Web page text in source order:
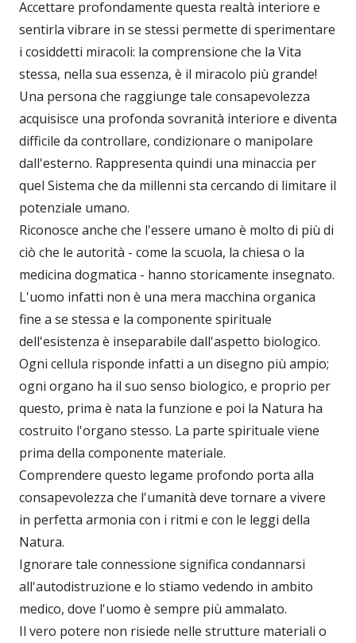
Accettare profondamente questa realtà interiore e
sentirla vibrare in se stessi permette di sperimentare
i cosiddetti miracoli: la comprensione che la Vita
stessa, nella sua essenza, è il miracolo più grande!
Una persona che raggiunge tale consapevolezza
acquisisce una profonda sovranità interiore e diventa
difficile da controllare, condizionare o manipolare
dall'esterno. Rappresenta quindi una minaccia per
quel Sistema che da millenni sta cercando di limitare il
potenziale umano.
Riconosce anche che l'essere umano è molto di più di
ciò che le autorità - come la scuola, la chiesa o la
medicina dogmatica - hanno storicamente insegnato.
L'uomo infatti non è una mera macchina organica
fine a se stessa e la componente spirituale
dell'esistenza è inseparabile dall'aspetto biologico.
Ogni cellula risponde infatti a un disegno più ampio;
ogni organo ha il suo senso biologico, e proprio per
questo, prima è nata la funzione e poi la Natura ha
costruito l'organo stesso. La parte spirituale viene
prima della componente materiale.
Comprendere questo legame profondo porta alla
consapevolezza che l'umanità deve tornare a vivere
in perfetta armonia con i ritmi e con le leggi della
Natura.
Ignorare tale connessione significa condannarsi
all'autodistruzione e lo stiamo vedendo in ambito
medico, dove l'uomo è sempre più ammalato.
Il vero potere non risiede nelle strutture materiali o